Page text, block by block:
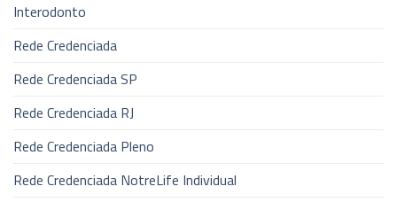
Interodonto
Rede Credenciada
Rede Credenciada SP
Rede Credenciada RJ
Rede Credenciada Pleno
Rede Credenciada NotreLife Individual